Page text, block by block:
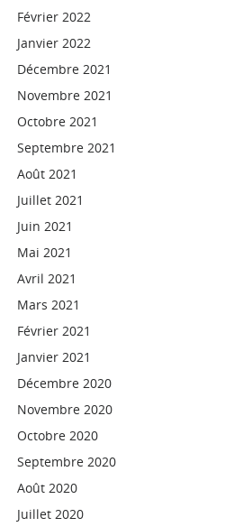
Février 2022
Janvier 2022
Décembre 2021
Novembre 2021
Octobre 2021
Septembre 2021
Août 2021
Juillet 2021
Juin 2021
Mai 2021
Avril 2021
Mars 2021
Février 2021
Janvier 2021
Décembre 2020
Novembre 2020
Octobre 2020
Septembre 2020
Août 2020
Juillet 2020